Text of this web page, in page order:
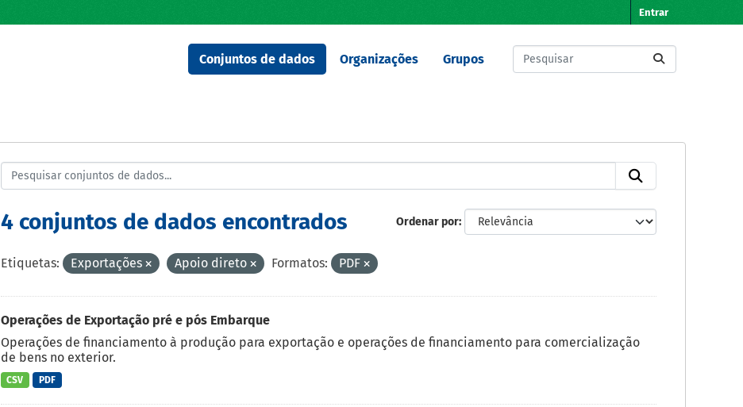
Entrar
Conjuntos de dados Organizações Grupos
Ordenar por
4 conjuntos de dados encontrados
Etiquetas: Exportações Apoio direto Formatos: PDF
Operações de Exportação pré e pós Embarque
Operações de financiamento à produção para exportação e operações de financiamento para comercialização
de bens no exterior.
CSV PDF